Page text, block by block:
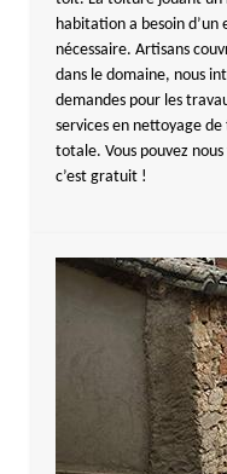
habitation a besoin
nécessaire. Artisans
dans le domaine, nous
demandes pour les
services en nettoyage
totale. Vous pouvez
c’est gratuit !